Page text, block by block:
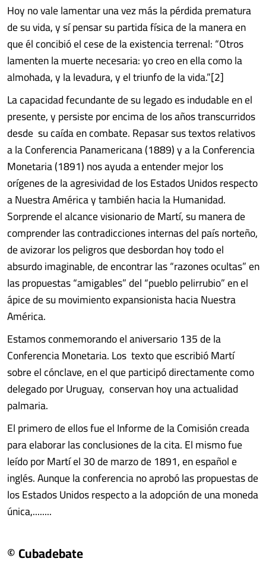
Hoy no vale lamentar una vez más la pérdida prematura
de su vida, y sí pensar su partida física de la manera en
que él concibió el cese de la existencia terrenal: “Otros
lamenten la muerte necesaria: yo creo en ella como la
almohada, y la levadura, y el triunfo de la vida.”[2]
La capacidad fecundante de su legado es indudable en el
presente, y persiste por encima de los años transcurridos
desde su caída en combate. Repasar sus textos relativos
a la Conferencia Panamericana (1889) y a la Conferencia
Monetaria (1891) nos ayuda a entender mejor los
orígenes de la agresividad de los Estados Unidos respecto
a Nuestra América y también hacia la Humanidad.
Sorprende el alcance visionario de Martí, su manera de
comprender las contradicciones internas del país norteño,
de avizorar los peligros que desbordan hoy todo el
absurdo imaginable, de encontrar las “razones ocultas” en
las propuestas “amigables” del “pueblo pelirrubio” en el
ápice de su movimiento expansionista hacia Nuestra
América.
Estamos conmemorando el aniversario 135 de la
Conferencia Monetaria. Los texto que escribió Martí
sobre el cónclave, en el que participó directamente como
delegado por Uruguay, conservan hoy una actualidad
palmaria.
El primero de ellos fue el Informe de la Comisión creada
para elaborar las conclusiones de la cita. El mismo fue
leído por Martí el 30 de marzo de 1891, en español e
inglés. Aunque la conferencia no aprobó las propuestas de
los Estados Unidos respecto a la adopción de una moneda
única,........
© Cubadebate